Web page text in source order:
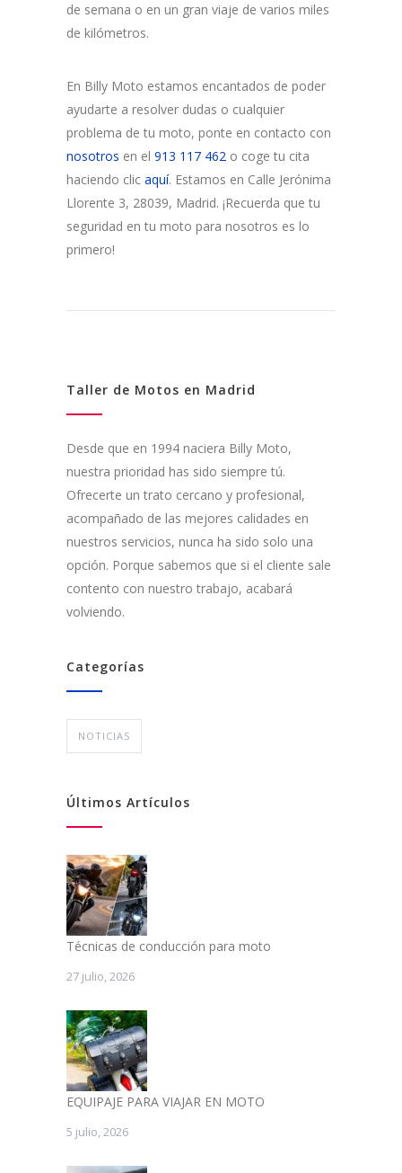
de semana o en un gran viaje de varios miles
de kilómetros.
En Billy Moto estamos encantados de poder
ayudarte a resolver dudas o cualquier
problema de tu moto, ponte en contacto con
nosotros en el 913 117 462 o coge tu cita
haciendo clic aquí. Estamos en Calle Jerónima
Llorente 3, 28039, Madrid. ¡Recuerda que tu
seguridad en tu moto para nosotros es lo
primero!
Taller de Motos en Madrid
Desde que en 1994 naciera Billy Moto,
nuestra prioridad has sido siempre tú.
Ofrecerte un trato cercano y profesional,
acompañado de las mejores calidades en
nuestros servicios, nunca ha sido solo una
opción. Porque sabemos que si el cliente sale
contento con nuestro trabajo, acabará
volviendo.
Categorías
NOTICIAS
Últimos Artículos
Técnicas de conducción para moto
27 julio, 2026
EQUIPAJE PARA VIAJAR EN MOTO
5 julio, 2026